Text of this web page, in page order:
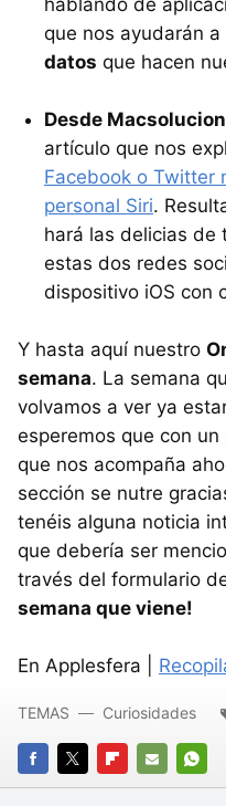
que nos ayudarán a
datos que hacen
Desde
artículo que nos
Facebook o Twitter
personal Siri.
hará las delicias de
estas dos redes
dispositivo iOS con
Y hasta aquí nuestro
semana. La semana
volvamos a ver ya
esperemos que con
que nos acompaña
sección se nutre
tenéis alguna noticia
que debería ser
través del formulario
semana que viene!
En Applesfera |
FACEBOOK
TWITTERFLIPBOARD
E-
TEMAS Curiosidades